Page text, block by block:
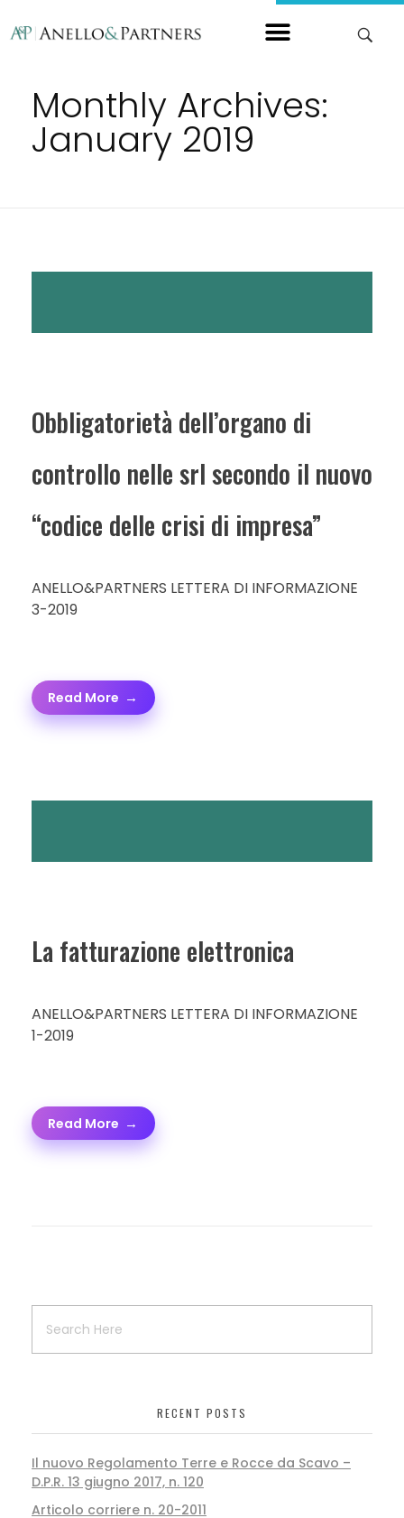
Monthly Archives:
January 2019
Obbligatorietà dell’organo di
controllo nelle srl secondo il nuovo
“codice delle crisi di impresa”
ANELLO&PARTNERS LETTERA DI INFORMAZIONE
3-2019
Read More
La fatturazione elettronica
ANELLO&PARTNERS LETTERA DI INFORMAZIONE
1-2019
Read More
RECENT POSTS
Il nuovo Regolamento Terre e Rocce da Scavo –
D.P.R. 13 giugno 2017, n. 120
Articolo corriere n. 20-2011